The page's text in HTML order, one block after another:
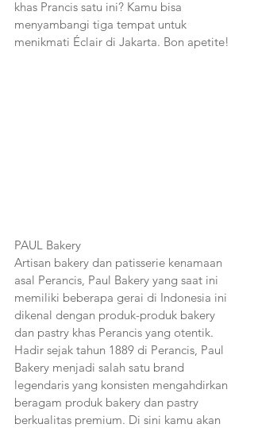
khas Prancis satu ini? Kamu bisa
menyambangi tiga tempat untuk
menikmati Éclair di Jakarta. Bon apetite!
PAUL Bakery
Artisan bakery dan patisserie kenamaan
asal Perancis, Paul Bakery yang saat ini
memiliki beberapa gerai di Indonesia ini
dikenal dengan produk-produk bakery
dan pastry khas Perancis yang otentik.
Hadir sejak tahun 1889 di Perancis, Paul
Bakery menjadi salah satu brand
legendaris yang konsisten mengahdirkan
beragam produk bakery dan pastry
berkualitas premium. Di sini kamu akan